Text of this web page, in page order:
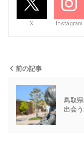
X Instagram
前の記事
鳥取
出会